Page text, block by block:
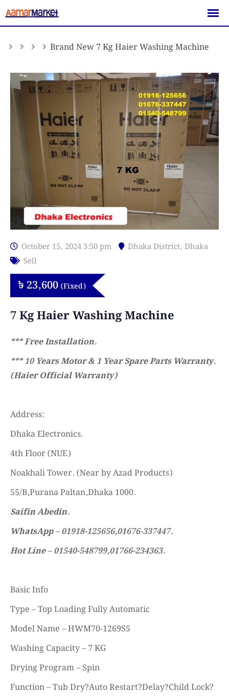
Skip
to
Brand New 7 Kg Haier Washing Machine
October 15, 2024 3:50 pm Dhaka District, Dhaka
Sell
৳ 23,600 (Fixed)
7 Kg Haier Washing Machine
*** Free Installation.
*** 10 Years Motor & 1 Year Spare Parts Warranty.
(Haier Official Warranty)
Address:
Dhaka Electronics.
4th Floor (NUE)
Noakhali Tower. (Near by Azad Products)
55/B,Purana Paltan,Dhaka 1000.
Saifin Abedin.
WhatsApp – 01918-125656,01676-337447.
Hot Line – 01540-548799,01766-234363.
Basic Info
Type – Top Loading Fully Automatic
Model Name – HWM70-1269S5
Washing Capacity – 7 KG
Drying Program – Spin
Function – Tub Dry?Auto Restart?Delay?Child Lock?